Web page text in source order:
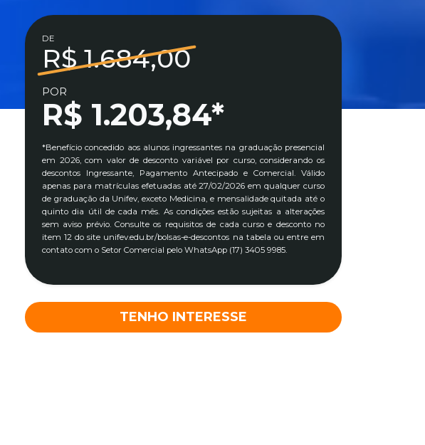
DE
R$ 1.684,00
POR
R$ 1.203,84*
*Benefício concedido aos alunos ingressantes na graduação presencial
em 2026, com valor de desconto variável por curso, considerando os
descontos Ingressante, Pagamento Antecipado e Comercial. Válido
apenas para matrículas efetuadas até 27/02/2026 em qualquer curso
de graduação da Unifev, exceto Medicina, e mensalidade quitada até o
quinto dia útil de cada mês. As condições estão sujeitas a alterações
sem aviso prévio. Consulte os requisitos de cada curso e desconto no
item 12 do site unifev.edu.br/bolsas-e-descontos na tabela ou entre em
contato com o Setor Comercial pelo WhatsApp (17) 3405 9985.
TENHO INTERESSE